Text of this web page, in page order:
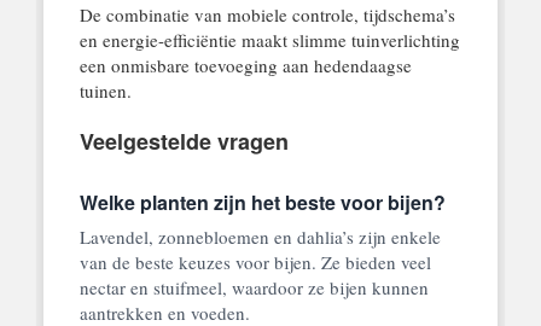
De combinatie van mobiele controle, tijdschema’s
en energie-efficiëntie maakt slimme tuinverlichting
een onmisbare toevoeging aan hedendaagse
tuinen.
Veelgestelde vragen
Welke planten zijn het beste voor bijen?
Lavendel, zonnebloemen en dahlia’s zijn enkele
van de beste keuzes voor bijen. Ze bieden veel
nectar en stuifmeel, waardoor ze bijen kunnen
aantrekken en voeden.